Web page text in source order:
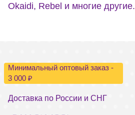
Okaidi, Rebel и многие другие.
Минимальный оптовый заказ -
3 000 ₽
Доставка по России и СНГ